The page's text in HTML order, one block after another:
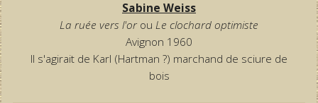
Sabine Weiss
La ruée vers l'orou Le clochard optimiste
Avignon 1960
Il s'agirait de Karl (Hartman ?) marchand de sciure de
bois